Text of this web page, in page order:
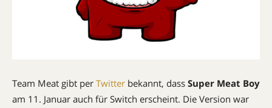
Team Meat gibt per Twitter bekannt, dass Super Meat Boy
am 11. Januar auch für Switch erscheint. Die Version war